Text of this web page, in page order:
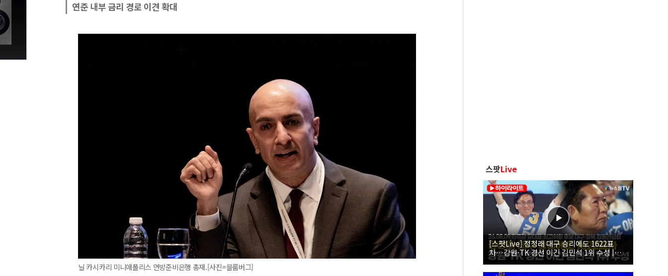
연준 내부 금리 경로 이견 확대
닐 카시카리 미니애폴리스 연방준비은행 총재.[사진=블룸버그]
스팟Live
[스팟Live] 정청래 대구 승리에도 1622표
차…강원·TK 경선 이긴 김민석 1위 수성 |
26.08.09 더불어민주당 당대표·최고위원 후
보 대구·경북 합동연설회